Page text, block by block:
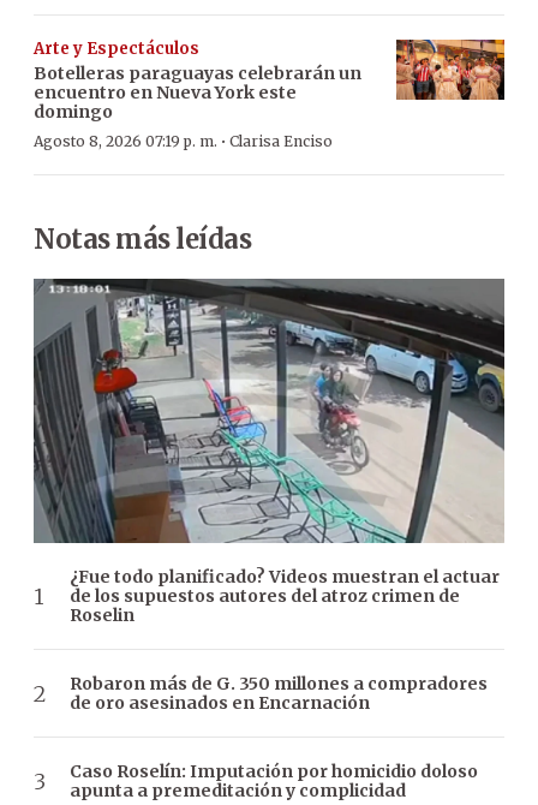
Arte y Espectáculos
Botelleras paraguayas celebrarán un
encuentro en Nueva York este
domingo
Agosto 8, 2026 07:19 p. m. · Clarisa Enciso
Notas más leídas
¿Fue todo planificado? Videos muestran el actuar
de los supuestos autores del atroz crimen de
Roselin
Robaron más de G. 350 millones a compradores
de oro asesinados en Encarnación
Caso Roselín: Imputación por homicidio doloso
apunta a premeditación y complicidad